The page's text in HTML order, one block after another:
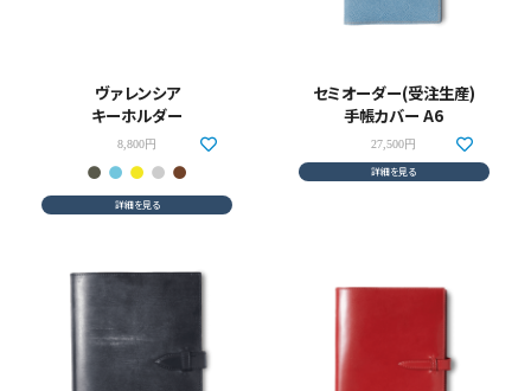
ヴァレンシア
キーホルダー
8,800円
詳細を見る
セミオーダー(受注生産)
手帳カバー A6
27,500円
詳細を見る